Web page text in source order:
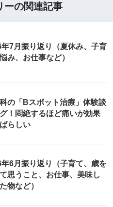
ーの関連記事
7月振り返り（夏休み、子育
み、お仕事など）
の「Bスポット治療」体験談
！悶絶するほど痛いが効果
らしい
6月振り返り（子育て、歳を
思うこと、お仕事、美味し
物など）